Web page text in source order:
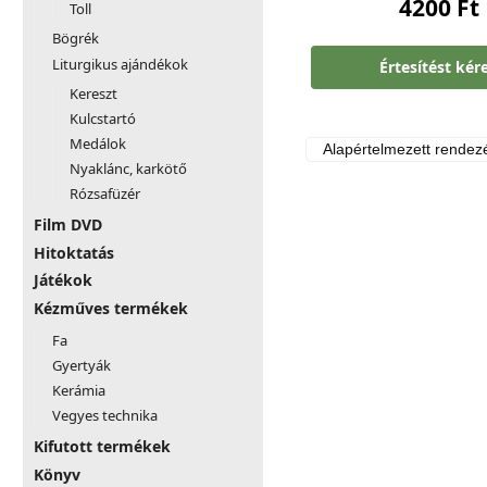
4200 Ft
Értesítést
Toll
Bögrék
Liturgikus ajándékok
Kereszt
Kulcstartó
Medálok
Nyaklánc, karkötő
Rózsafüzér
Film DVD
Hitoktatás
Játékok
Kézműves termékek
Fa
Gyertyák
Kerámia
Vegyes technika
Kifutott termékek
Könyv